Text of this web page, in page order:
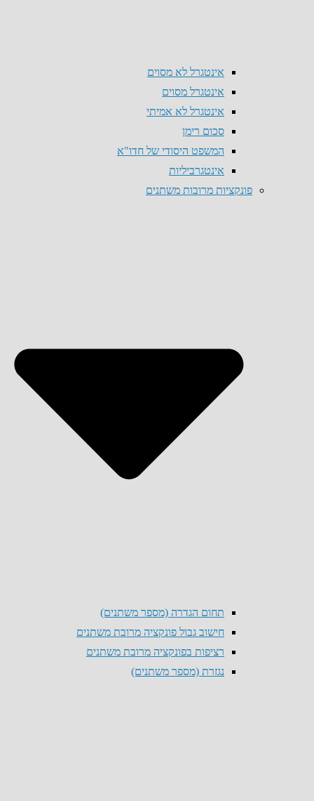
אינטגרל לא מסוים
אינטגרל מסוים
אינטגרל לא אמיתי
סכום רימן
המשפט היסודי של חדו"א
אינטגרביליות
פונקציות מרובות משתנים
תחום הגדרה (מספר משתנים)
חישוב גבול פונקציה מרובת משתנים
רציפות בפונקציה מרובת משתנים
נגזרת (מספר משתנים)